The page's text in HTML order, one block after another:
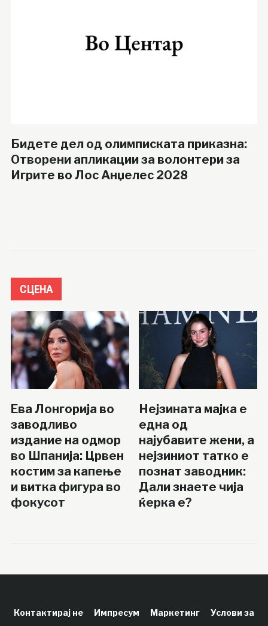
Бидете дел од олимписката приказна:
Отворени апликации за волонтери за
Игрите во Лос Анџелес 2028
СЦЕНА
Ева Лонгорија во
заводливо
издание на одмор
во Шпанија: Црвен
костим за капење
и витка фигура во
фокусот
Нејзината мајка е
една од
најубавите жени, а
нејзиниот татко е
познат заводник:
Дали знаете чија
ќерка е?
Контактирај не Импресум Маркетинг
Услови за